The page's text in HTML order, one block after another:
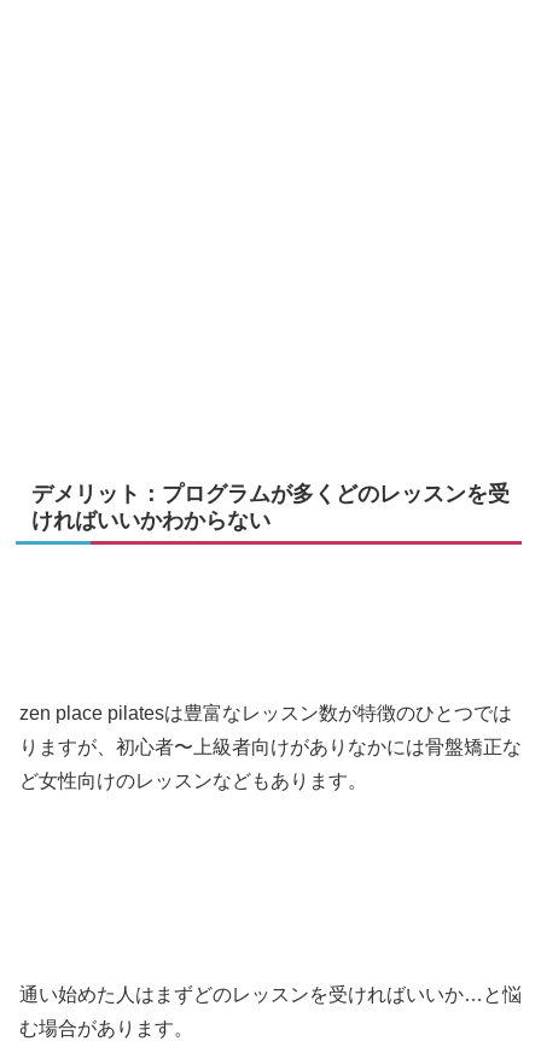
デメリット：プログラムが多くどのレッスンを受
ければいいかわからない
zen place pilatesは豊富なレッスン数が特徴のひとつでは
りますが、初心者〜上級者向けがありなかには骨盤矯正な
ど女性向けのレッスンなどもあります。
通い始めた人はまずどのレッスンを受ければいいか…と悩
む場合があります。